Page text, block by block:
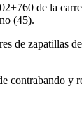
de la
(45).
de zapatillas